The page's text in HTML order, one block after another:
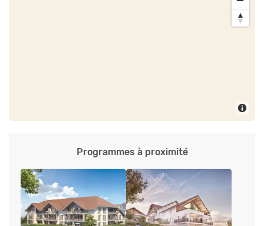
Programmes à proximité